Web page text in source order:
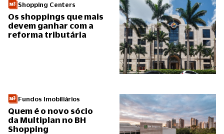
Shopping Centers
Os shoppings que mais
devem ganhar com a
reforma tributária
Fundos Imobiliários
Quem é o novo sócio
da Multiplan no BH
Shopping